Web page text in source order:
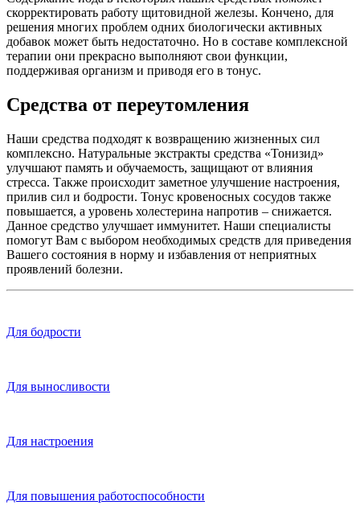
скорректировать работу щитовидной железы. Кончено, для
решения многих проблем одних биологически активных
добавок может быть недостаточно. Но в составе комплексной
терапии они прекрасно выполняют свои функции,
поддерживая организм и приводя его в тонус.
Средства от переутомления
Наши средства подходят к возвращению жизненных сил
комплексно. Натуральные экстракты средства «Тонизид»
улучшают память и обучаемость, защищают от влияния
стресса. Также происходит заметное улучшение настроения,
прилив сил и бодрости. Тонус кровеносных сосудов также
повышается, а уровень холестерина напротив – снижается.
Данное средство улучшает иммунитет. Наши специалисты
помогут Вам с выбором необходимых средств для приведения
Вашего состояния в норму и избавления от неприятных
проявлений болезни.
Для бодрости
Для выносливости
Для настроения
Для повышения работоспособности